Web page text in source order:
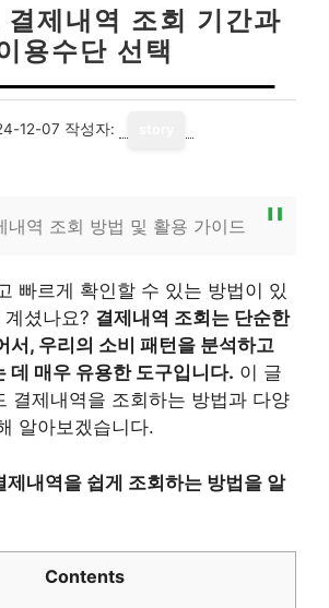
결제내역 조회 기간과
용수단 선택
12-07 작성자:
내역 조회 방법 및 활용 가이드
빠르게 확인할 수 있는 방법이 있
셨나요? 결제내역 조회는 단순한
서, 우리의 소비 패턴을 분석하고
데 매우 유용한 도구입니다. 이 글
결제내역을 조회하는 방법과 다양
알아보겠습니다.
제내역을 쉽게 조회하는 방법을 알
Contents